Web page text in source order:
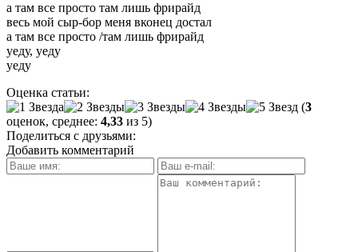
а там все просто там лишь фрирайд
весь мой сыр-бор меня вконец достал
а там все просто /там лишь фрирайд
уеду, уеду
уеду
Оценка статьи:
(3
оценок, среднее: 4,33 из 5)
Поделиться с друзьями:
Добавить комментарий